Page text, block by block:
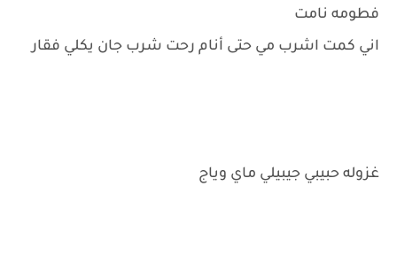
فطومه نامت
اني كمت اشرب مي حتى أنام رحت شرب جان يكلي فقار
غزوله حبيبي جيبيلي ماي وياج